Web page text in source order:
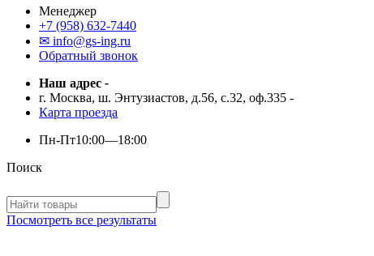
Менеджер
+7 (958) 632-7440
✉ info@gs-ing.ru
Обратный звонок
Наш адрес -
г. Москва, ш. Энтузиастов, д.56, с.32, оф.335 -
Карта проезда
Пн-Пт10:00—18:00
Поиск
Посмотреть все результаты